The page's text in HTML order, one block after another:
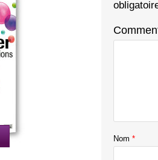
Nom *